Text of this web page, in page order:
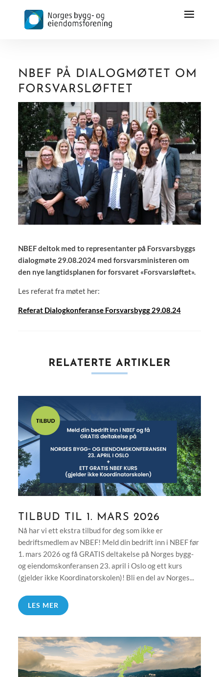
NBEF PÅ DIALOGMØTET OM
FORSVARSLØFTET
NBEF deltok med to representanter på Forsvarsbyggs
dialogmøte 29.08.2024 med forsvarsministeren om
den nye langtidsplanen for forsvaret «Forsvarsløftet».
Les referat fra møtet her:
Referat Dialogkonferanse Forsvarsbygg 29.08.24
RELATERTE ARTIKLER
TILBUD TIL 1. MARS 2026
Nå har vi ett ekstra tilbud for deg som ikke er
bedriftsmedlem av NBEF! Meld din bedrift inn i NBEF før
1. mars 2026 og få GRATIS deltakelse på Norges bygg-
og eiendomskonferansen 23. april i Oslo og ett kurs
(gjelder ikke Koordinatorskolen)! Bli en del av Norges...
LES MER